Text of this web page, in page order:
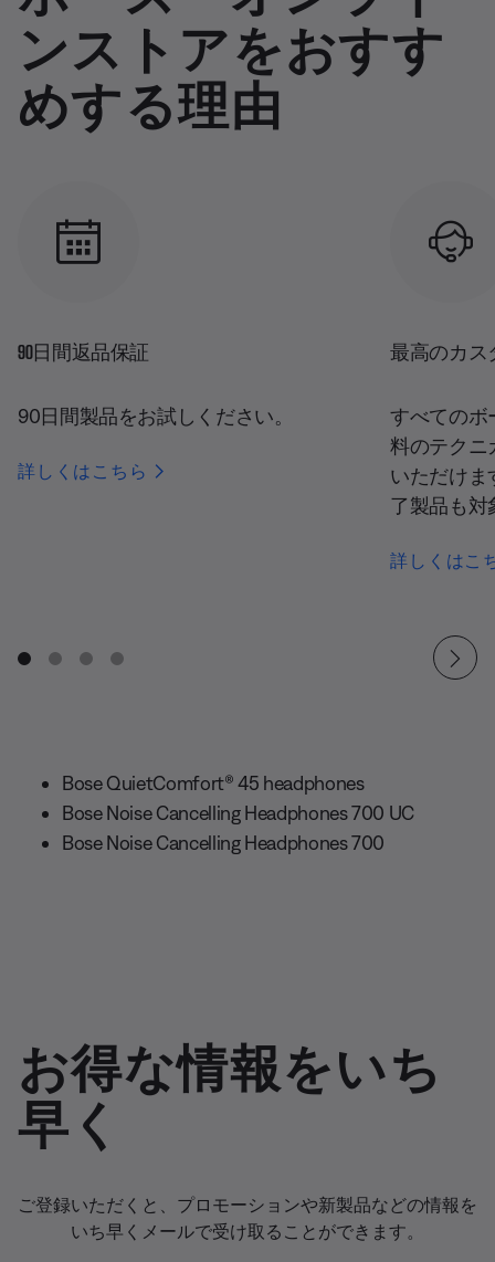
ンストアをおすす
めする理由
90日間返品保証
90日間製品をお試しください。
詳しくはこちら
最高のカス
すべてのボ
料のテクニ
いただけま
了製品も対
詳しくはこ
Bose QuietComfort® 45 headphones
Bose Noise Cancelling Headphones 700 UC
Bose Noise Cancelling Headphones 700
お得な情報をいち
早く
ご登録いただくと、プロモーションや新製品などの情報を
いち早くメールで受け取ることができます。